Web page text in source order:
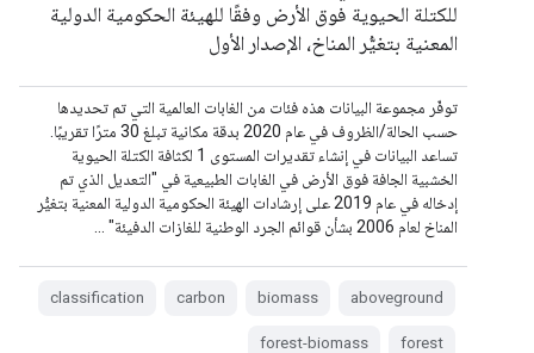
للكتلة الحيوية فوق الأرض وفقًا للهيئة الحكومية الدولية
المعنية بتغيُّر المناخ، الإصدار الأول
توفّر مجموعة البيانات هذه فئات من الغابات العالمية التي تم تحديدها
حسب الحالة/الظروف في عام 2020 بدقة مكانية تبلغ 30 مترًا تقريبًا.
تساعد البيانات في إنشاء تقديرات المستوى 1 لكثافة الكتلة الحيوية
الخشبية الجافة فوق الأرض في الغابات الطبيعية في "التعديل الذي تم
إدخاله في عام 2019 على إرشادات الهيئة الحكومية الدولية المعنية بتغيُّر
المناخ لعام 2006 بشأن قوائم الجرد الوطنية للغازات الدفيئة" …
aboveground
biomass
carbon
classification
forest
forest-biomass